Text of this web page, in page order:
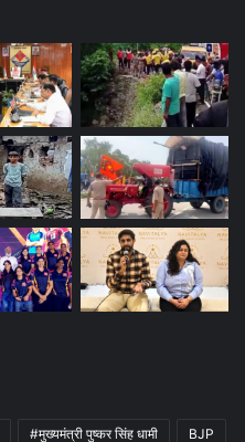
#मुख्यमंत्री पुष्कर सिंह धामी BJP